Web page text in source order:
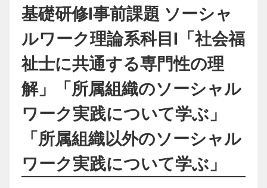
基礎研修Ⅰ事前課題 ソーシャ
ルワーク理論系科目Ⅰ「社会福
祉士に共通する専門性の理
解」「所属組織のソーシャル
ワーク実践について学ぶ」
「所属組織以外のソーシャル
ワーク実践について学ぶ」